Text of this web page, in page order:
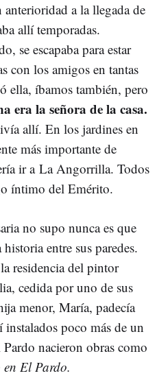
a la llegada de
allí temporadas.
se escapaba para estar
con los amigos en tantas
ella, íbamos también, pero
era la señora de la casa.
allí. En los jardines en
más importante de
ir a La Angorrilla. Todos
íntimo del Emérito.
no supo nunca es que
entre sus paredes.
residencia del pintor
cedida por uno de sus
menor, María, padecía
poco más de un
nacieron obras como
El Pardo.